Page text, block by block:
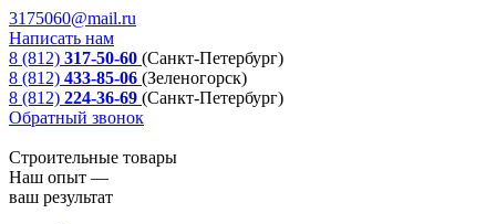
3175060@mail.ru
Написать нам
8 (812) 317-50-60 (Санкт-Петербург)
8 (812) 433-85-06 (Зеленогорск)
8 (812) 224-36-69 (Санкт-Петербург)
Обратный звонок
Строительные товары
Наш опыт —
ваш результат